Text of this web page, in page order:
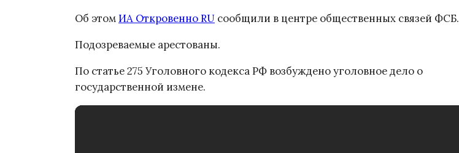
Об этомИА Откровенно RU сообщили в центре общественных связей ФСБ.
Подозреваемые арестованы.
По статье 275 Уголовного кодекса РФ возбуждено уголовное дело о
государственной измене.